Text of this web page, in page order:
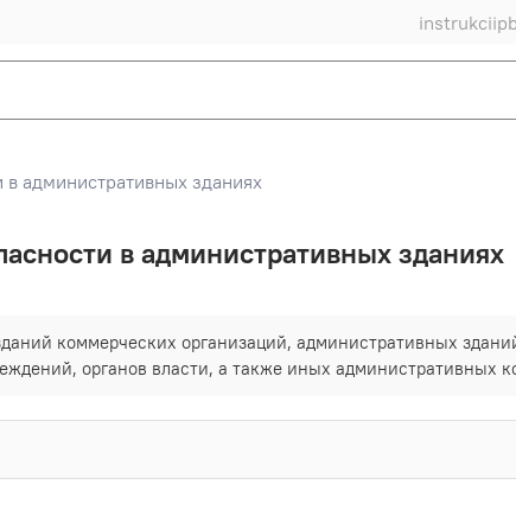
административных зданиях
в административных зданиях
коммерческих организаций, административных
органов власти, а также иных административных